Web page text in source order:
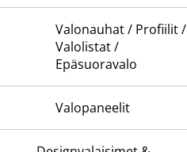
Valonauhat / Profiilit /
Valolistat /
Epäsuoravalo
Valopaneelit